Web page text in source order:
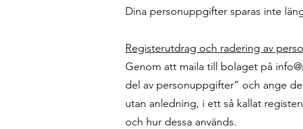
Dina personuppgifter sparas inte
Registerutdrag och radering av
Genom att maila till bolaget på
del av personuppgifter” och ange
utan anledning, i ett så kallat
och hur dessa används.